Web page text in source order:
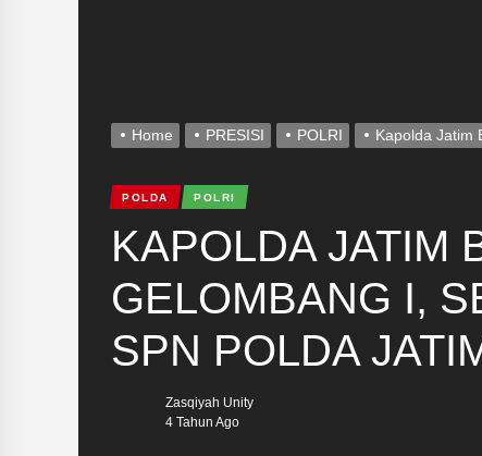
Home PRESISI POLRI Kapolda Jatim
POLDA POLRI
KAPOLDA JATIM
GELOMBANG I,
SPN POLDA
Zasqiyah Unity
4 Tahun Ago